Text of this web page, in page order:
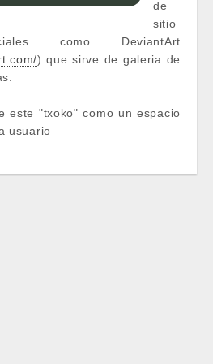
de
sitio
como DeviantArt
) que sirve de galeria de
este "txoko" como un espacio
usuario